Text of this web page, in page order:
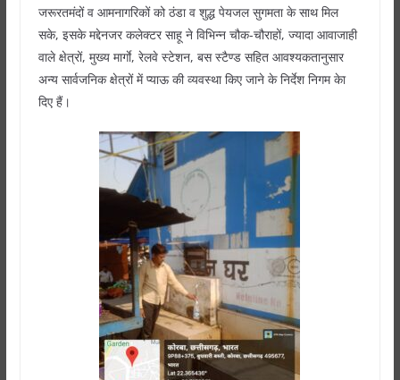
जरूरतमंदों व आमनागरिकों को ठंडा व शुद्ध पेयजल सुगमता के साथ मिल
सके, इसके मद्देनजर कलेक्टर साहू ने विभिन्न चौक-चौराहों, ज्यादा आवाजाही
वाले क्षेत्रों, मुख्य मार्गाे, रेलवे स्टेशन, बस स्टैण्ड सहित आवश्यकतानुसार
अन्य सार्वजनिक क्षेत्रों में प्याऊ की व्यवस्था किए जाने के निर्देश निगम केा
दिए हैं।